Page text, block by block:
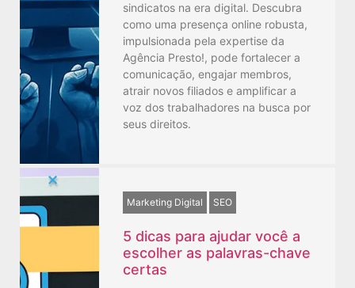
sindicatos na era digital. Descubra
como uma presença online robusta,
impulsionada pela expertise da
Agência Presto!, pode fortalecer a
comunicação, engajar membros,
atrair novos filiados e amplificar a
voz dos trabalhadores na busca por
seus direitos.
Marketing Digital SEO
5 dicas para ajudar você a
escolher as palavras-chave
certas